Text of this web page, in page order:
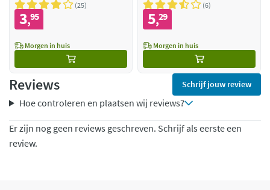
25
3,95
Morgen in huis
6
5,29
Morgen in huis
Reviews Schrijf jouw review
Hoe controleren en plaatsen wij reviews?
Er zijn nog geen reviews geschreven. Schrijf als eerste een
review.